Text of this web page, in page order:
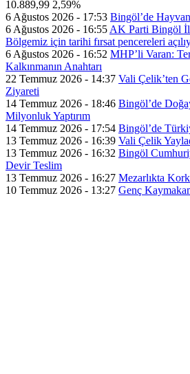
10.889,99 2,59%
6 Ağustos 2026 - 17:53 Bingöl’de
6 Ağustos 2026 - 16:55 AK Parti Bingöl İl
Bölgemiz için tarihi fırsat pencereleri
6 Ağustos 2026 - 16:52 MHP’li Varan:
Kalkınmanın Anahtarı
22 Temmuz 2026 - 14:37 Vali Çelik’ten
Ziyareti
14 Temmuz 2026 - 18:46 Bingöl’de
Milyonluk Yaptırım
14 Temmuz 2026 - 17:54 Bingöl’de
13 Temmuz 2026 - 16:39 Vali Çelik
13 Temmuz 2026 - 16:32 Bingöl
Devir Teslim
13 Temmuz 2026 - 16:27 Mezarlıkta
10 Temmuz 2026 - 13:27 Genç